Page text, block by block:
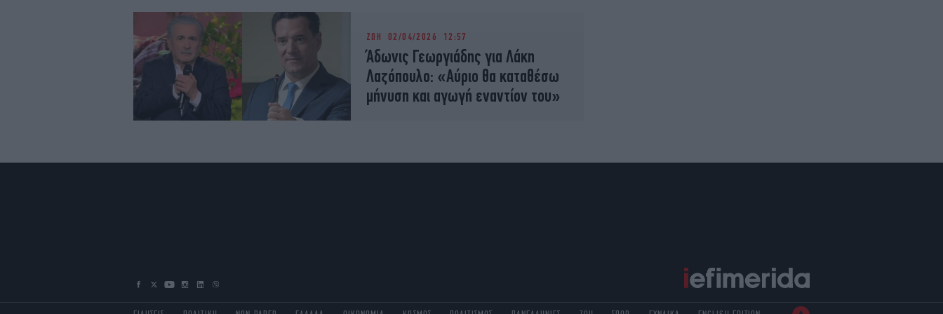
ΖΩΗ 02/04/2026 12:57
Άδωνις Γεωργιάδης για Λάκη
Λαζόπουλο: «Αύριο θα καταθέσω
μήνυση και αγωγή εναντίον του»